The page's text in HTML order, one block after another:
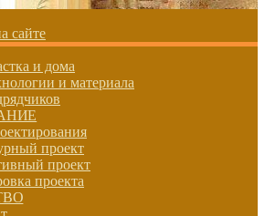
сайте
и дома
и материала
проект
проект
проекта